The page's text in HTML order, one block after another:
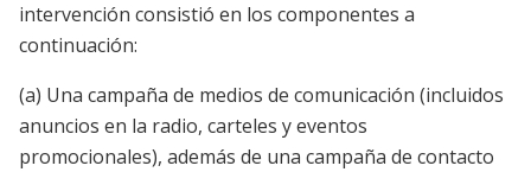
intervención consistió en los componentes a
continuación:
(a) Una campaña de medios de comunicación (incluidos
anuncios en la radio, carteles y eventos
promocionales), además de una campaña de contacto